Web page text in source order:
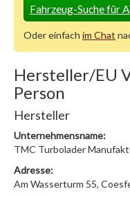
Fahrzeug-Suche für
Oder einfach im Chat
Hersteller/EU
Person
Hersteller
Unternehmensname:
TMC Turbolader
Adresse:
Am Wasserturm 55,